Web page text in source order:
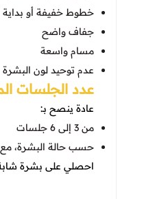
خطوط خفيفة أو بداية
جفاف واضح
مسام واسعة
عدم توحيد لون البشرة
عدد الجلسات
عادة ينصح بـ:
من 3 إلى 6 جلسات
حسب حالة البشرة،
احصلي على بشرة